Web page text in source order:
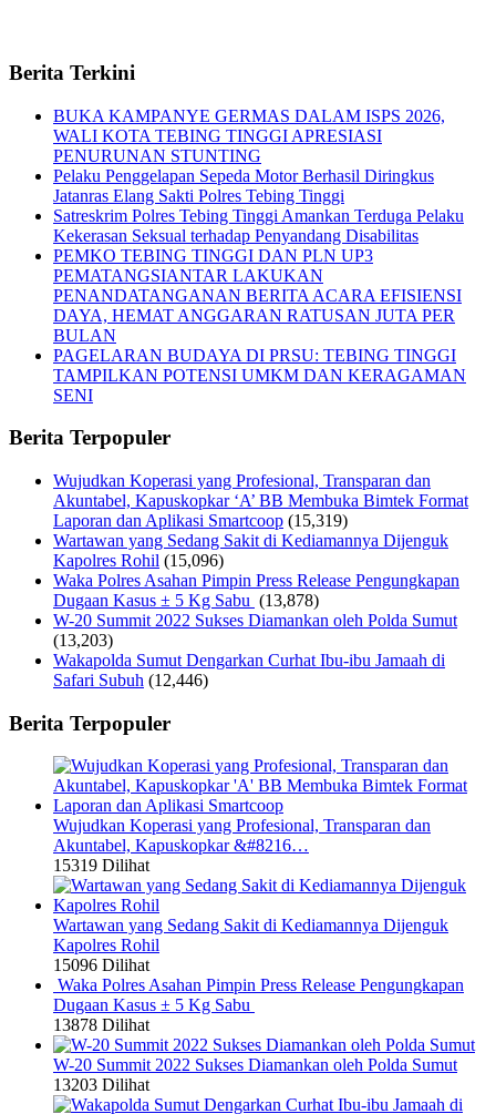
Berita Terkini
BUKA KAMPANYE GERMAS DALAM ISPS 2026,
WALI KOTA TEBING TINGGI APRESIASI
PENURUNAN STUNTING
Pelaku Penggelapan Sepeda Motor Berhasil Diringkus
Jatanras Elang Sakti Polres Tebing Tinggi
Satreskrim Polres Tebing Tinggi Amankan Terduga Pelaku
Kekerasan Seksual terhadap Penyandang Disabilitas
PEMKO TEBING TINGGI DAN PLN UP3
PEMATANGSIANTAR LAKUKAN
PENANDATANGANAN BERITA ACARA EFISIENSI
DAYA, HEMAT ANGGARAN RATUSAN JUTA PER
BULAN
PAGELARAN BUDAYA DI PRSU: TEBING TINGGI
TAMPILKAN POTENSI UMKM DAN KERAGAMAN
SENI
Berita Terpopuler
Wujudkan Koperasi yang Profesional, Transparan dan
Akuntabel, Kapuskopkar ‘A’ BB Membuka Bimtek Format
Laporan dan Aplikasi Smartcoop (15,319)
Wartawan yang Sedang Sakit di Kediamannya Dijenguk
Kapolres Rohil (15,096)
Waka Polres Asahan Pimpin Press Release Pengungkapan
Dugaan Kasus ± 5 Kg Sabu (13,878)
W-20 Summit 2022 Sukses Diamankan oleh Polda Sumut
(13,203)
Wakapolda Sumut Dengarkan Curhat Ibu-ibu Jamaah di
Safari Subuh (12,446)
Berita Terpopuler
Wujudkan Koperasi yang Profesional, Transparan dan
Akuntabel, Kapuskopkar &#8216…
15319 Dilihat
Wartawan yang Sedang Sakit di Kediamannya Dijenguk
Kapolres Rohil
15096 Dilihat
Waka Polres Asahan Pimpin Press Release Pengungkapan
Dugaan Kasus ± 5 Kg Sabu
13878 Dilihat
W-20 Summit 2022 Sukses Diamankan oleh Polda Sumut
13203 Dilihat